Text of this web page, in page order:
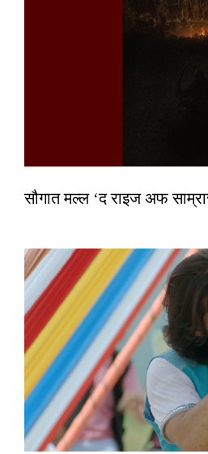
सौगात मल्ल ‘द राइज अफ